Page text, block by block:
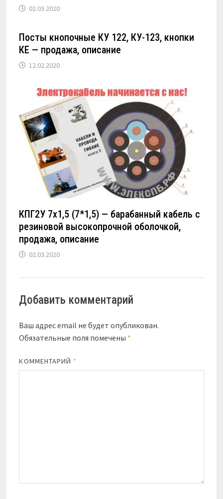
02.03.2020
Посты кнопочные КУ 122, КУ-123, кнопки
КЕ — продажа, описание
12.02.2020
КПГ2У 7х1,5 (7*1,5) — барабанный кабель с
резиновой высокопрочной оболочкой,
продажа, описание
02.03.2020
Добавить комментарий
Ваш адрес email не будет опубликован.
Обязательные поля помечены *
КОММЕНТАРИЙ *